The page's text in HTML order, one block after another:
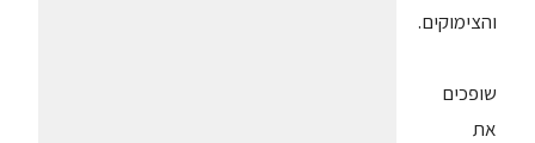
והצימוקים.
שופכים
את